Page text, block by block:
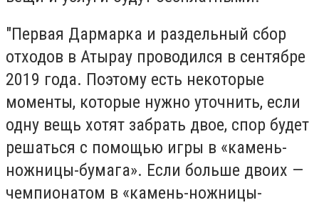
"Первая Дармарка и раздельный сбор
отходов в Атырау проводился в сентябре
2019 года. Поэтому есть некоторые
моменты, которые нужно уточнить, если
одну вещь хотят забрать двое, спор будет
решаться с помощью игры в «камень-
ножницы-бумага». Если больше двоих —
чемпионатом в «камень-ножницы-